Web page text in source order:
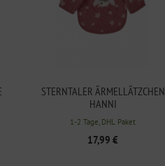
STERNTALER ÄRMELLÄTZCHEN
HANNI
1-2 Tage, DHL Paket
17,99 €